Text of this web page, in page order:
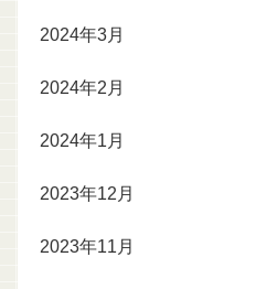
2024年3月
2024年2月
2024年1月
2023年12月
2023年11月